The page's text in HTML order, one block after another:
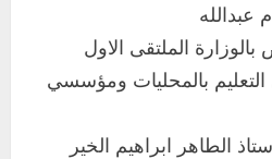
عبدالله
بالوزارة الملتقى الاول
التعليم بالمحليات ومؤسسي
الطاهر ابراهيم الخير